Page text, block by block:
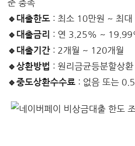
준 충족
🔹대출한도 : 최소 10만원 ~ 최대
🔹대출금리
: 연 3.25% ~
🔹대출기간 : 2개월 ~ 120개월
🔹상환방법 : 원리금균등분할상
🔹중도상환수수료 : 없음 또는